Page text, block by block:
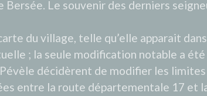
Bersée. Le souvenir des derniers
du village, telle qu’elle apparait
; la seule modification notable a
décidèrent de modifier les
entre la route départementale 17 et